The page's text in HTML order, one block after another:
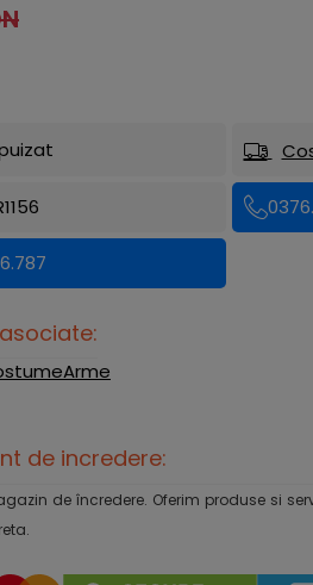
Arme
de incredere:
de încredere. Oferim produse si